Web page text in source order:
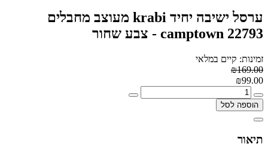
ערסל ישיבה יחיד krabi מעוצב מחבלים
camptown 22793 - צבע שחור
זמינות: קיים במלאי
₪169.00
₪99.00
הוספה לסל
תיאור